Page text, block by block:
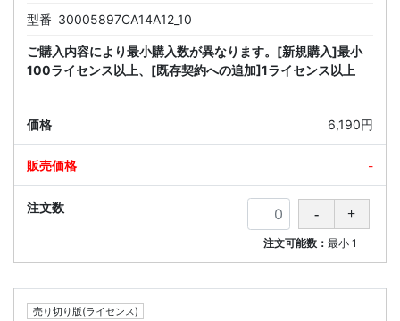
型番 30005897CA14A12_10
ご購入内容により最小購入数が異なります。[新規購入]最小
100ライセンス以上、[既存契約への追加]1ライセンス以上
6,190円
-
注文可能数：最小 1
売り切り版(ライセンス)